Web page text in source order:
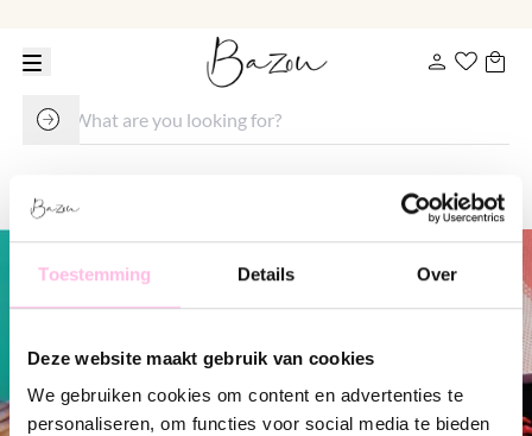
Toestemming Details Over
Deze website maakt gebruik van cookies
We gebruiken cookies om content en advertenties te
personaliseren, om functies voor social media te bieden
Initial bracelet